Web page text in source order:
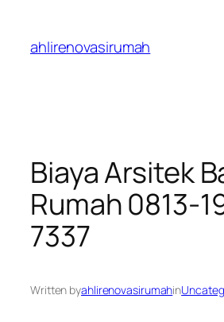
content
ahlirenovasirumah
Biaya Arsitek
Rumah 0813-
7337
Written byahlirenovasirumahin